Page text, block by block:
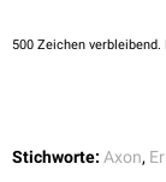
Inhalt ihrer Vesikel
Die Ausschüttung
eine negative
über
Rezeptoren
für
500 Zeichen
Stichworte: Axon,